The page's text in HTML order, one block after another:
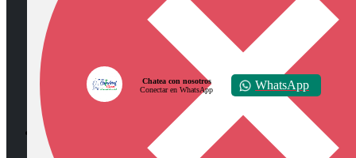
Diócesis de Zipaquirá
Chatea con nosotros
Conectar en WhatsApp
WhatsApp